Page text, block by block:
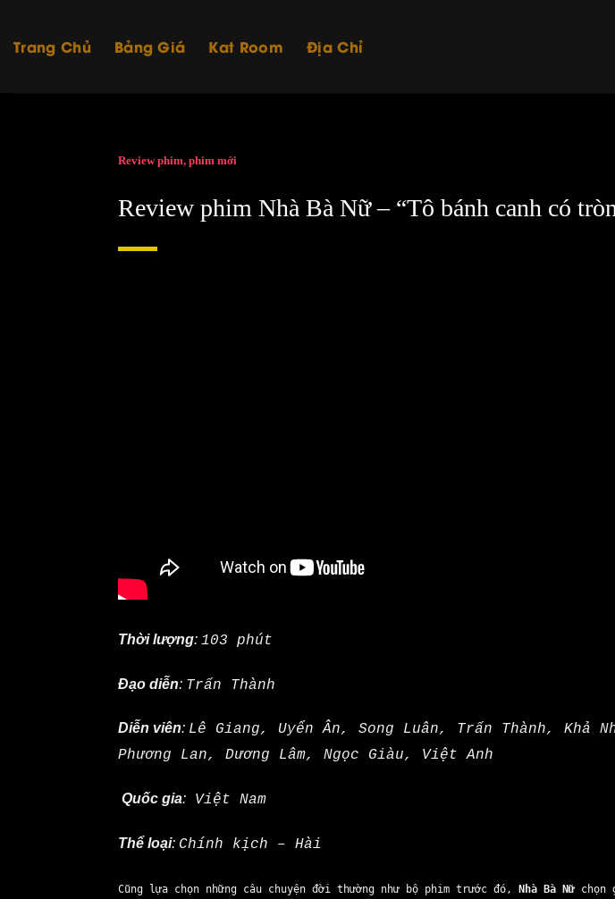
Trang Chủ Bảng Giá Kat Room Địa Chỉ
Review phim, phim mới
Review phim Nhà Bà Nữ – “Tô bánh canh có
Thời lượng: 103 phút
Đạo diễn: Trấn Thành
Diễn viên: Lê Giang, Uyển Ân, Song Luân, Trấn Thành, Khả
Phương Lan, Dương Lâm, Ngọc Giàu, Việt Anh
Quốc gia: Việt Nam
Thể loại: Chính kịch – Hài
Cũng lựa chọn những câu chuyện đời thường như bộ phim trước đó, Nhà Bà Nữchọn